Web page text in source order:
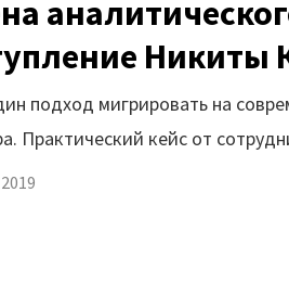
Никиты
подход мигрировать на
Практический кейс от